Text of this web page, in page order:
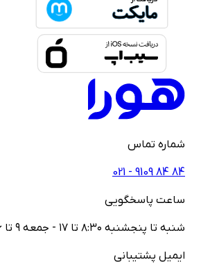
تماس
021 - ‎9109‎ ‎84‎
پاسخگویی
تا پنجشنبه ۸:۳۰ تا ۱۷ - جمعه ۹ تا ۱۶
پشتیبانی